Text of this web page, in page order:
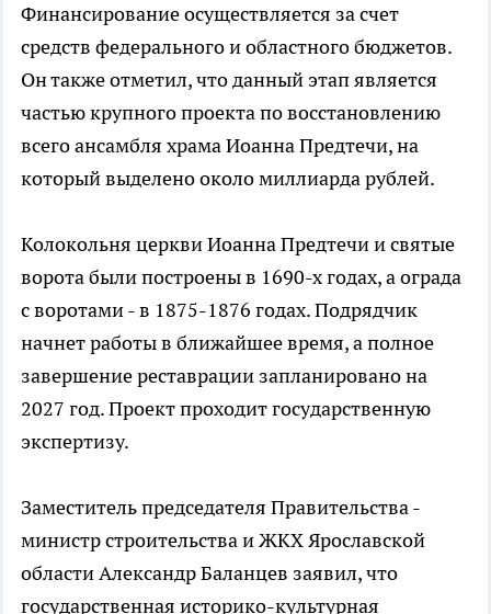
Финансирование осуществляется за счет
средств федерального и областного бюджетов.
Он также отметил, что данный этап является
частью крупного проекта по восстановлению
всего ансамбля храма Иоанна Предтечи, на
который выделено около миллиарда рублей.
Колокольня церкви Иоанна Предтечи и святые
ворота были построены в 1690-х годах, а ограда
с воротами - в 1875-1876 годах. Подрядчик
начнет работы в ближайшее время, а полное
завершение реставрации запланировано на
2027 год. Проект проходит государственную
экспертизу.
Заместитель председателя Правительства -
министр строительства и ЖКХ Ярославской
области Александр Баланцев заявил, что
государственная историко-культурная